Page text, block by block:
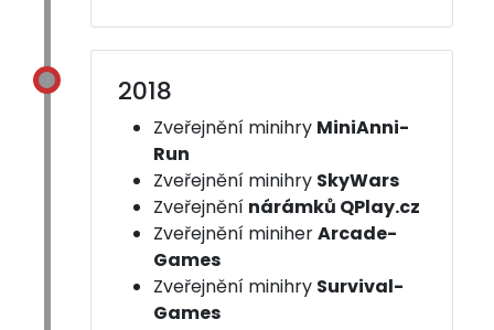
2018
Zveřejnění minihry MiniAnni-
Run
Zveřejnění minihry SkyWars
Zveřejnění nárámků QPlay.cz
Zveřejnění miniherArcade-
Games
Zveřejnění minihry Survival-
Games